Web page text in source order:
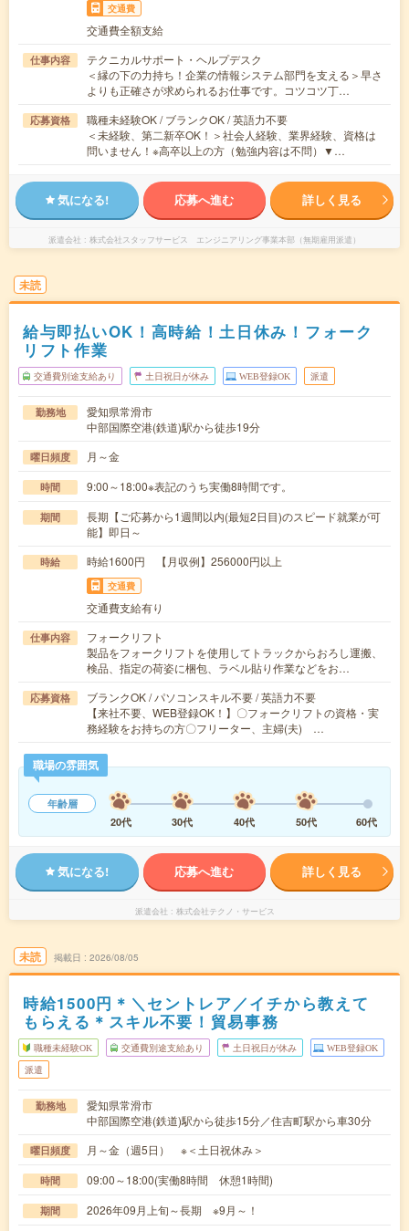
交通費
交通費全額支給
仕事内容
テクニカルサポート・ヘルプデスク
＜縁の下の力持ち！企業の情報システム部門を支える＞早さ
よりも正確さが求められるお仕事です。コツコツ丁…
応募資格
職種未経験OK / ブランクOK / 英語力不要
＜未経験、第二新卒OK！＞社会人経験、業界経験、資格は
問いません！※高卒以上の方（勉強内容は不問）▼…
気になる! 応募へ進む 詳しく見る
派遣会社 株式会社スタッフサービス エンジニアリング事業本部（無期雇用派遣）
未読
給与即払いOK！高時給！土日休み！フォーク
リフト作業
交通費別途支給あり 土日祝日が休み WEB登録OK 派遣
勤務地
愛知県常滑市
中部国際空港(鉄道)駅から徒歩19分
曜日頻度 月～金
時間 9:00～18:00※表記のうち実働8時間です。
期間
長期【ご応募から1週間以内(最短2日目)のスピード就業が可
能】即日～
時給 時給1600円 【月収例】256000円以上
交通費
交通費支給有り
仕事内容
フォークリフト
製品をフォークリフトを使用してトラックからおろし運搬、
検品、指定の荷姿に梱包、ラベル貼り作業などをお…
応募資格
ブランクOK / パソコンスキル不要 / 英語力不要
【来社不要、WEB登録OK！】〇フォークリフトの資格・実
務経験をお持ちの方〇フリーター、主婦(夫) …
職場の雰囲気
年齢層
20代
30代 40代 50代 60代
気になる! 応募へ進む 詳しく見る
派遣会社 株式会社テクノ・サービス
未読 掲載日 2026/08/05
時給1500円＊＼セントレア／イチから教えて
もらえる＊スキル不要！貿易事務
職種未経験OK 交通費別途支給あり 土日祝日が休み WEB登録OK
派遣
勤務地
愛知県常滑市
中部国際空港(鉄道)駅から徒歩15分／住吉町駅から車30分
曜日頻度 月～金（週5日） ※＜土日祝休み＞
時間 09:00～18:00(実働8時間 休憩1時間)
期間 2026年09月上旬～長期 ※9月～！